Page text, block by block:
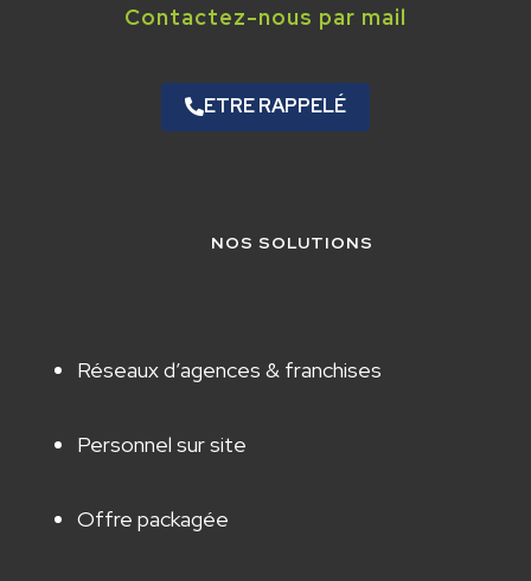
Contactez-nous par mail
ETRE RAPPELÉ
NOS SOLUTIONS
Réseaux d’agences & franchises
Personnel sur site
Offre packagée